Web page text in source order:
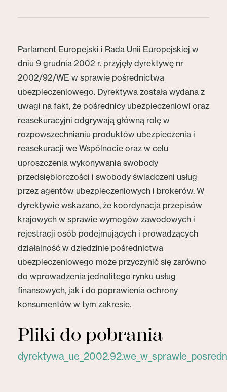
Parlament Europejski i Rada Unii Europejskiej w
dniu 9 grudnia 2002 r. przyjęły dyrektywę nr
2002/92/WE w sprawie pośrednictwa
ubezpieczeniowego. Dyrektywa została wydana z
uwagi na fakt, że pośrednicy ubezpieczeniowi oraz
reasekuracyjni odgrywają główną rolę w
rozpowszechnianiu produktów ubezpieczenia i
reasekuracji we Wspólnocie oraz w celu
uproszczenia wykonywania swobody
przedsiębiorczości i swobody świadczeni usług
przez agentów ubezpieczeniowych i brokerów. W
dyrektywie wskazano, że koordynacja przepisów
krajowych w sprawie wymogów zawodowych i
rejestracji osób podejmujących i prowadzących
działalność w dziedzinie pośrednictwa
ubezpieczeniowego może przyczynić się zarówno
do wprowadzenia jednolitego rynku usług
finansowych, jak i do poprawienia ochrony
konsumentów w tym zakresie.
Pliki do pobrania